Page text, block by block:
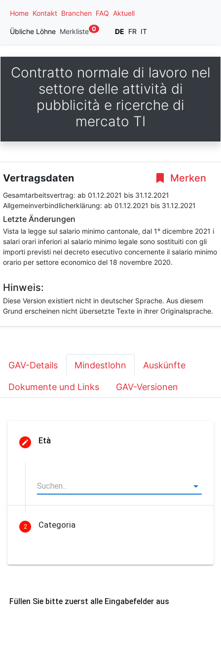
Home Kontakt Branchen FAQ Aktuell
Übliche Löhne Merkliste 0 DE FR IT
Contratto normale di lavoro nel
settore delle attività di
pubblicità e ricerche di
mercato TI
Merken
Vertragsdaten
Gesamtarbeitsvertrag: ab 01.12.2021 bis 31.12.2021
Allgemeinverbindlicherklärung: ab 01.12.2021 bis 31.12.2021
Letzte Änderungen
Vista la legge sul salario minimo cantonale, dal 1° dicembre 2021 i
salari orari inferiori al salario minimo legale sono sostituiti con gli
importi previsti nel decreto esecutivo concernente il salario minimo
orario per settore economico del 18 novembre 2020.
Hinweis:
Diese Version existiert nicht in deutscher Sprache. Aus diesem
Grund erscheinen nicht übersetzte Texte in ihrer Originalsprache.
GAV-Details Mindestlohn Auskünfte
Dokumente und Links GAV-Versionen
Età
2 Categoria
Füllen Sie bitte zuerst alle Eingabefelder aus